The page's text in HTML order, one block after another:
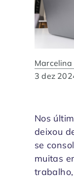
Contabilidade
Imobiliária
Agronegócio
Indique a
Blog
Validade
Jurisprudência
Marcelina
3 dez
Nos
deixou
se
muitas